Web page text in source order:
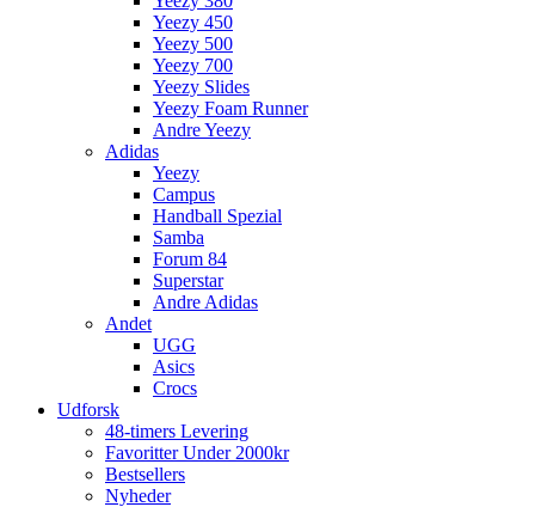
Yeezy 450
Yeezy 500
Yeezy 700
Yeezy Slides
Yeezy Foam Runner
Andre Yeezy
Adidas
Yeezy
Campus
Handball Spezial
Samba
Forum 84
Superstar
Andre Adidas
Andet
UGG
Asics
Crocs
Udforsk
48-timers Levering
Favoritter Under 2000kr
Bestsellers
Nyheder